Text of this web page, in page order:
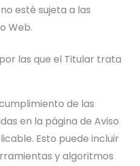
esté sujeta a las
Web.
las que el Titular trata
de las
en la página de Aviso
Esto puede incluir
y algoritmos